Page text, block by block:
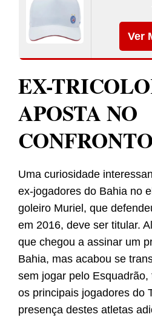
Ver
EX-
APOSTA NO
CONFRONTO
Uma curiosidade
ex-jogadores do Bahia no
goleiro Muriel, que
em 2016, deve ser titular.
que chegou a assinar um
Bahia, mas acabou se
sem jogar pelo
os principais jogadores do
presença destes atletas